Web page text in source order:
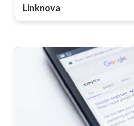
Linknova